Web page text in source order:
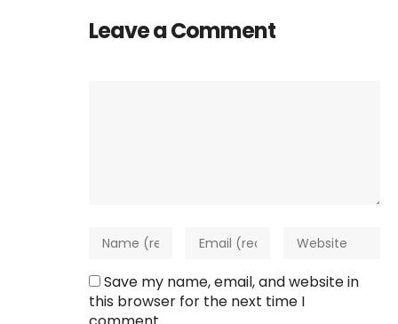
Leave a Comment
Save my name, email, and website in
this browser for the next time I